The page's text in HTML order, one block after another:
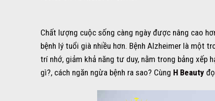
Chất lượng cuộc sống càng ngày được nâng cao
bệnh lý tuổi già nhiều hơn. Bệnh Alzheimer là một
trí nhớ, giảm khả năng tư duy, nằm trong bảng xếp
gì?, cách ngăn ngừa bệnh ra sao? Cùng H Beauty